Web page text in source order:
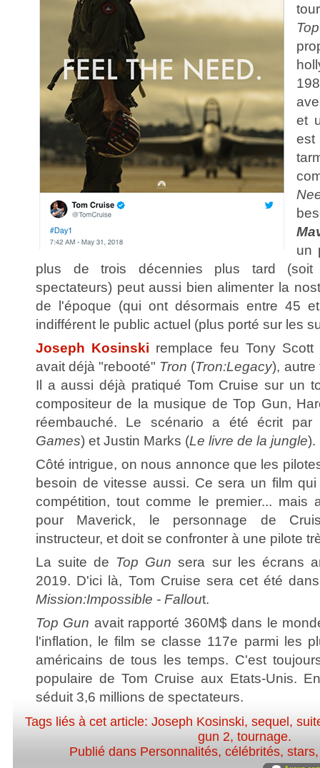
et
un
plus de trois décennies plus tard (soit
spectateurs) peut aussi bien alimenter la
de l'époque (qui ont désormais entre 45
indifférent le public actuel (plus porté sur les
Joseph Kosinski remplace feu Tony
avait déjà "rebooté" Tron (Tron:Legacy), autre
Il a aussi déjà pratiqué Tom Cruise sur un
compositeur de la musique de Top Gun,
réembauché. Le scénario a été écrit par
Games) et Justin Marks (Le livre de la jungle).
Côté intrigue, on nous annonce que les
besoin de vitesse aussi. Ce sera un film
compétition, tout comme le premier... mais
pour Maverick, le personnage de
instructeur, et doit se confronter à une pilote
La suite de Top Gun sera sur les écrans
2019. D'ici là, Tom Cruise sera cet été
Mission:Impossible - Fallout.
Top Gun avait rapporté 360M$ dans le
l'inflation, le film se classe 117e parmi les
américains de tous les temps. C'est
populaire de Tom Cruise aux Etats-Unis.
séduit 3,6 millions de spectateurs.
Tags liés à cet article: Joseph Kosinski, sequel ,
gun 2,tournage.
Publié dans Personnalités, célébrités, stars